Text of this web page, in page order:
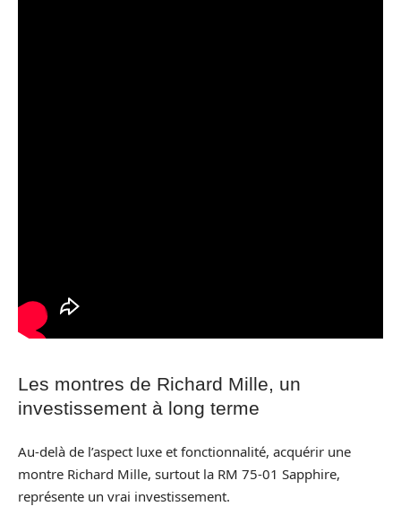
Les montres de Richard Mille, un
investissement à long terme
Au-delà de l’aspect luxe et fonctionnalité, acquérir une
montre Richard Mille, surtout la RM 75-01 Sapphire,
représente un vrai investissement.